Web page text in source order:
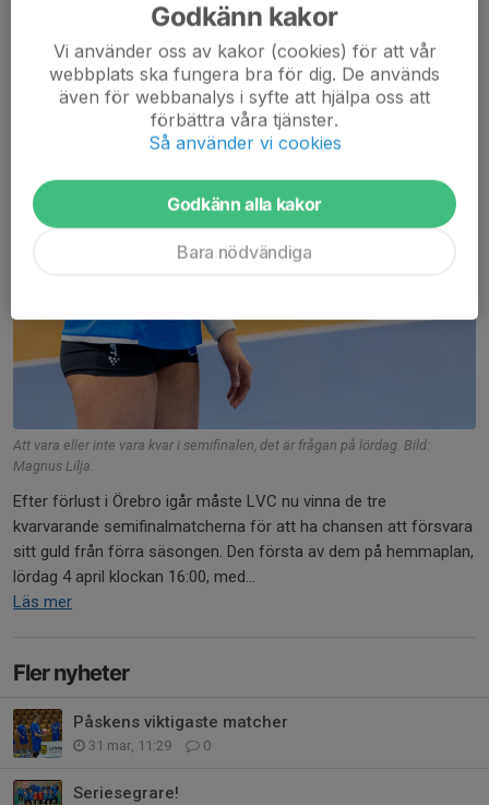
Att vara eller inte vara kvar i semifinalen, det är frågan på lördag. Bild:
Magnus Lilja.
Efter förlust i Örebro igår måste LVC nu vinna de tre
kvarvarande semifinalmatcherna för att ha chansen att försvara
sitt guld från förra säsongen. Den första av dem på hemmaplan,
lördag 4 april klockan 16:00, med...
Läs mer
Fler nyheter
Påskens viktigaste matcher
31 mar, 11:29 0
Seriesegrare!
Godkänn kakor
Vi använder oss av kakor (cookies) för att vår
webbplats ska fungera bra för dig. De används
även för webbanalys i syfte att hjälpa oss att
förbättra våra tjänster.
Så använder vi cookies
Godkänn alla kakor
Bara nödvändiga